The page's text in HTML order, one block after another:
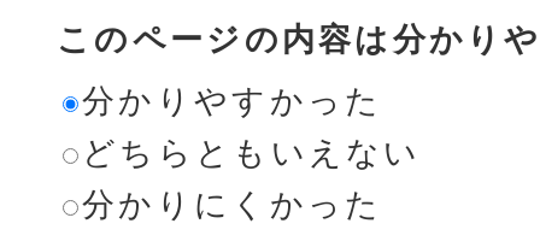
このページの内容は分かり
分かりやすかった
どちらともいえない
分かりにくかった